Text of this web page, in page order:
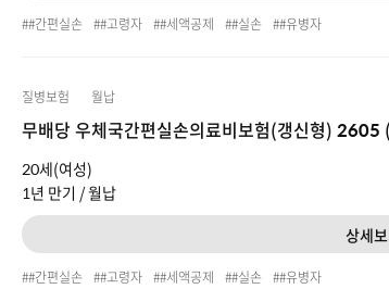
#간편실손 #고령자 #세액공제 #실손 #유병자
질병보험 월납
무배당 우체국간편실손의료비보험(갱신형) 2605
20세(여성)
1년 만기 /월납
상세
#간편실손 #고령자 #세액공제 #실손 #유병자